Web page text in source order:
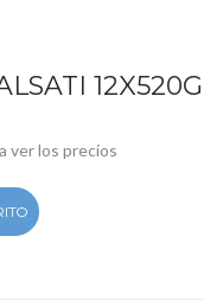
12X520G
ver los precios